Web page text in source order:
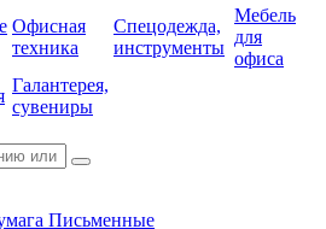
Офисная
техника
Спецодежда,
инструменты
Мебель
для
офиса
Галантерея,
сувениры
Письменные